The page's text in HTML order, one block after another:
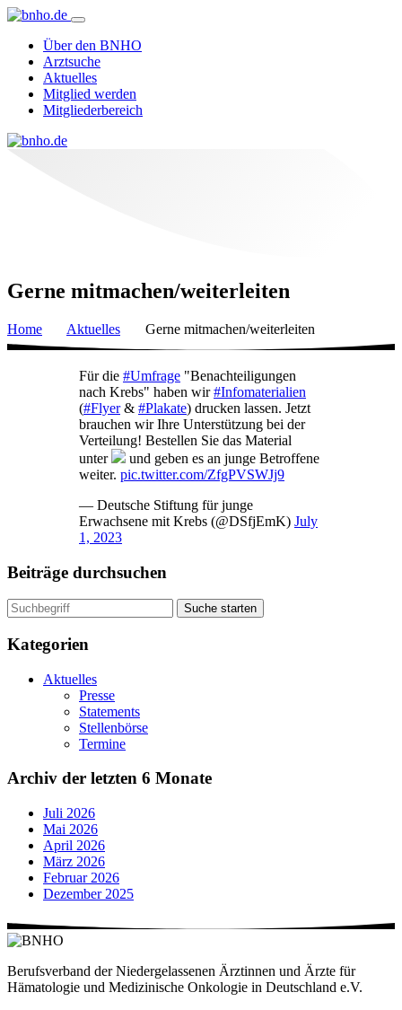
Über den BNHO
Arztsuche
Aktuelles
Mitglied werden
Mitgliederbereich
Gerne mitmachen/weiterleiten
Home Aktuelles Gerne mitmachen/weiterleiten
Für die #Umfrage "Benachteiligungen
nach Krebs" haben wir#Infomaterialien
(#Flyer& #Plakate) drucken lassen. Jetzt
brauchen wir Ihre Unterstützung bei der
Verteilung! Bestellen Sie das Material
unter
und geben es an junge Betroffene
weiter. pic.twitter.com/ZfgPVSWJj9
— Deutsche Stiftung für junge
Erwachsene mit Krebs (@DSfjEmK) July
1, 2023
Beiträge durchsuchen
Suche starten
Kategorien
Aktuelles
Presse
Statements
Stellenbörse
Termine
Archiv der letzten 6 Monate
Juli 2026
Mai 2026
April 2026
März 2026
Februar 2026
Dezember 2025
Berufsverband der Niedergelassenen Ärztinnen und Ärzte für
Hämatologie und Medizinische Onkologie in Deutschland e.V.